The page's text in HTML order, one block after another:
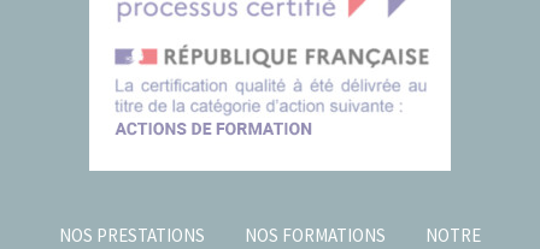
NOS PRESTATIONS NOS FORMATIONS
NOTRE